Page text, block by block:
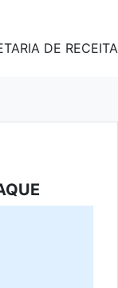
DE RECEITA